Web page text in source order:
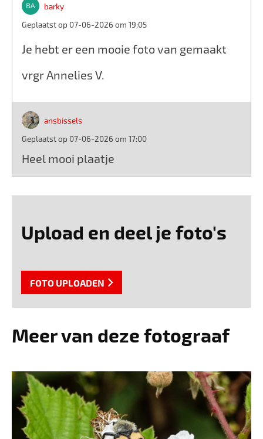
barky
Geplaatst op 07-06-2026 om 19:05
Je hebt er een mooie foto van gemaakt
vrgr Annelies V.
ansbissels
Geplaatst op 07-06-2026 om 17:00
Heel mooi plaatje
Upload en deel je foto's
FOTO UPLOADEN
Meer van deze fotograaf